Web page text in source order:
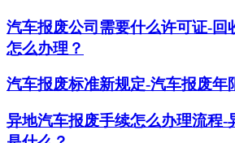
汽车报废公司需要什么许可证-回
怎么办理？
汽车报废标准新规定-汽车报废年
异地汽车报废手续怎么办理流程-